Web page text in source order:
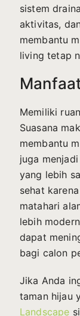
sistem
aktivitas,
membantu
living tetap
Memiliki
Suasana
membantu
juga
yang lebih
sehat
matahari
lebih
dapat
bagi calon
Jika Anda
taman hijau
Landscape